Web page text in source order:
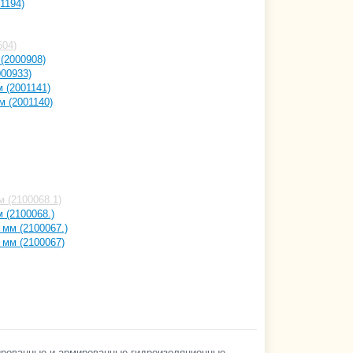
(2001141)
(2001140)
(2100068.1)
(2100068.)
(2100067.)
(2100067)